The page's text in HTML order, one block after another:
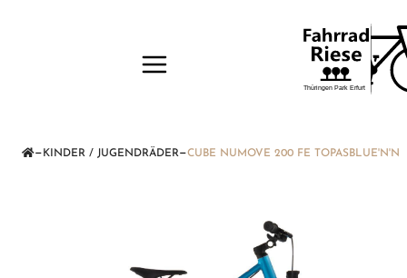
— KINDER / JUGENDRÄDER—CUBE NUMOVE 200 FE